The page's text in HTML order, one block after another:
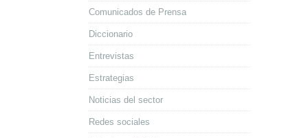
Comunicados de Prensa
Diccionario
Entrevistas
Estrategias
Noticias del sector
Redes sociales